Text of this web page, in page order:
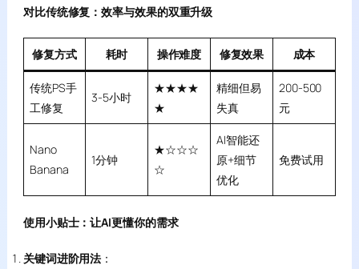
对比传统修复：效率与效果的双重升级
修复方式 耗时 操作难度 修复效果 成本
传统PS手
工修复
3-5小时
★★★★
★
精细但易
失真
200-500
元
Nano
Banana
1分钟
★☆☆☆
☆
AI智能还
原+细节
优化
免费试用
使用小贴士：让AI更懂你的需求
关键词进阶用法 ：